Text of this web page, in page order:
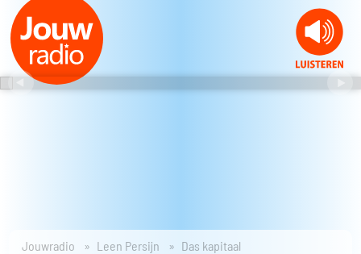
Jouwradio Leen Persijn Das kapitaal